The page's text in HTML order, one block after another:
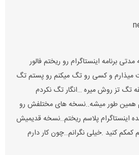
برنامه اینستاگرام رو ریختم فالور
میذارم و کسی رو تگ میکنم رو پستم تگ
تگ تز روش میره …انگار تگ نکردم
همین طور میشه..نسخه های مختلفش رو
پلاسم ریختم..نسخه قدیمیش
کنید .خیلی نگرانم…چون کار دارم